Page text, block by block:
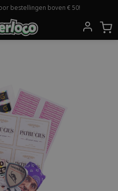
bestellingen boven € 50!